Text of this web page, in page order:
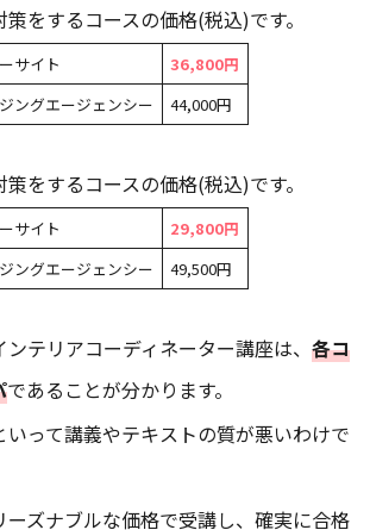
をするコースの価格(税込)です。
サイト
36,800円
ングエージェンシー
44,000円
をするコースの価格(税込)です。
サイト
29,800円
ングエージェンシー
49,500円
テリアコーディネーター講座は、 各コ
であることが分かります。
いって講義やテキストの質が悪いわけで
ズナブルな価格で受講し、確実に合格